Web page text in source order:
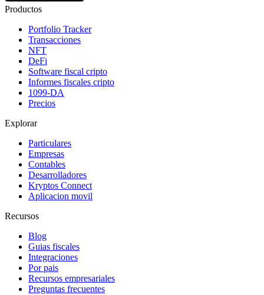
Productos
Portfolio Tracker
Transacciones
NFT
DeFi
Software fiscal cripto
Informes fiscales cripto
1099-DA
Precios
Explorar
Particulares
Empresas
Contables
Desarrolladores
Kryptos Connect
Aplicacion movil
Recursos
Blog
Guias fiscales
Integraciones
Por pais
Recursos empresariales
Preguntas frecuentes